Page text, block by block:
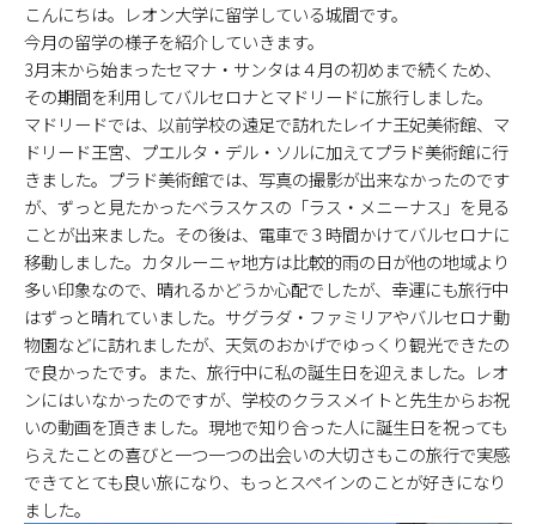
こんにちは。レオン大学に留学している城間です。
今月の留学の様子を紹介していきます。
3月末から始まったセマナ・サンタは４月の初めまで続くため、
その期間を利用してバルセロナとマドリードに旅行しました。
マドリードでは、以前学校の遠足で訪れたレイナ王妃美術館、マ
ドリード王宮、プエルタ・デル・ソルに加えてプラド美術館に行
きました。プラド美術館では、写真の撮影が出来なかったのです
が、ずっと見たかったベラスケスの「ラス・メニ－ナス」を見る
ことが出来ました。その後は、電車で３時間かけてバルセロナに
移動しました。カタルーニャ地方は比較的雨の日が他の地域より
多い印象なので、晴れるかどうか心配でしたが、幸運にも旅行中
はずっと晴れていました。サグラダ・ファミリアやバルセロナ動
物園などに訪れましたが、天気のおかげでゆっくり観光できたの
で良かったです。また、旅行中に私の誕生日を迎えました。レオ
ンにはいなかったのですが、学校のクラスメイトと先生からお祝
いの動画を頂きました。現地で知り合った人に誕生日を祝っても
らえたことの喜びと一つ一つの出会いの大切さもこの旅行で実感
できてとても良い旅になり、もっとスペインのことが好きになり
ました。